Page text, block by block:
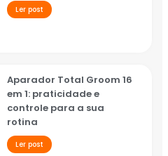
Ler post
Aparador Total Groom 16
em 1: praticidade e
controle para a sua
rotina
Ler post